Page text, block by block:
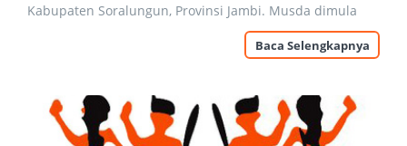
Kabupaten Soralungun, Provinsi Jambi. Musda dimula
Baca Selengkapnya